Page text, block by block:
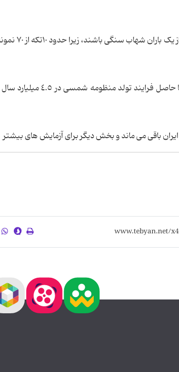
تصور بر این
دانشمندان معتقدند این شهاب
باقی می ماند و بخش دیگر برای آزمایش های